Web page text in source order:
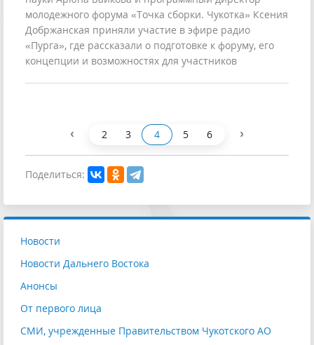
молодежного форума «Точка сборки. Чукотка» Ксения
Добржанская приняли участие в эфире радио
«Пурга», где рассказали о подготовке к форуму, его
концепции и возможностях для участников
‹ 2 3 4 5 6 ›
Поделиться:
Новости
Новости Дальнего Востока
Анонсы
От первого лица
СМИ, учрежденные Правительством Чукотского АО